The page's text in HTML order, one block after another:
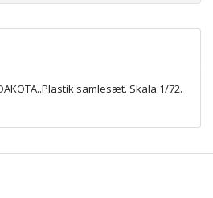
samlesæt. Skala 1/72.